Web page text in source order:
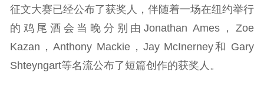
征文大赛已经公布了获奖人，伴随着一场在纽约举行
的鸡尾酒会当晚分别由Jonathan Ames，Zoe
Kazan，Anthony Mackie，Jay McInerney和 Gary
Shteyngart等名流公布了短篇创作的获奖人。